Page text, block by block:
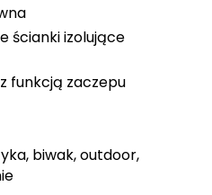
ścianki izolujące
funkcją zaczepu
biwak, outdoor,